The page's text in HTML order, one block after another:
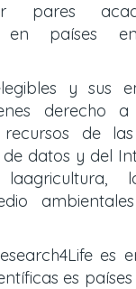
pares
en países
y sus
derecho
de
de datos y del
es
es